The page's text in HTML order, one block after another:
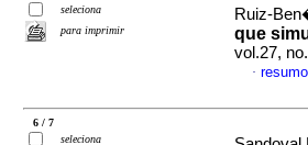
seleciona
para imprimir
Ruiz-
que
vol.27,
·
6 / 7
seleciona